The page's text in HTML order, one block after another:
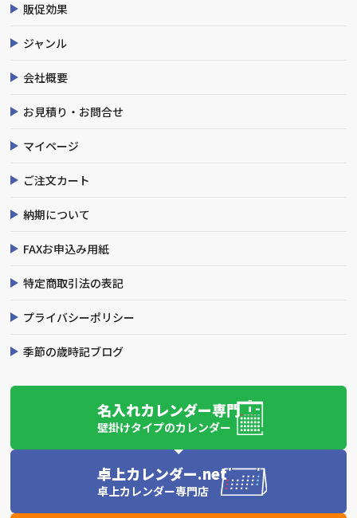
販促効果
ジャンル
会社概要
お見積り・お問合せ
マイページ
ご注文カート
納期について
FAXお申込み用紙
特定商取引法の表記
プライバシーポリシー
季節の歳時記ブログ
名入れカレンダー専門
壁掛けタイプのカレンダー
卓上カレンダー.net
卓上カレンダー専門店